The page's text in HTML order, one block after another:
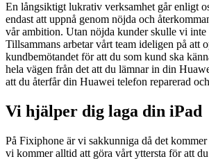
En långsiktigt lukrativ verksamhet går enligt
endast att uppnå genom nöjda och
vår ambition. Utan nöjda kunder skulle vi inte
Tillsammans arbetar vårt team ideligen på att
kundbemötandet för att du som kund ska
hela vägen från det att du lämnar in din
att du återfår din Huawei telefon reparerad
Vi hjälper dig laga din iPad
På Fixiphone är vi sakkunniga då det
vi kommer alltid att göra vårt yttersta för att